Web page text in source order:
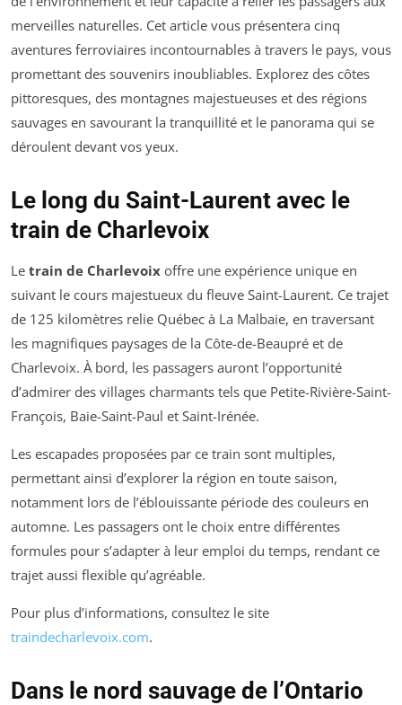
merveilles naturelles. Cet article vous présentera cinq
aventures ferroviaires incontournables à travers le pays, vous
promettant des souvenirs inoubliables. Explorez des côtes
pittoresques, des montagnes majestueuses et des régions
sauvages en savourant la tranquillité et le panorama qui se
déroulent devant vos yeux.
Le long du Saint-Laurent avec le
train de Charlevoix
Le train de Charlevoix offre une expérience unique en
suivant le cours majestueux du fleuve Saint-Laurent. Ce trajet
de 125 kilomètres relie Québec à La Malbaie, en traversant
les magnifiques paysages de la Côte-de-Beaupré et de
Charlevoix. À bord, les passagers auront l’opportunité
d’admirer des villages charmants tels que Petite-Rivière-Saint-
François, Baie-Saint-Paul et Saint-Irénée.
Les escapades proposées par ce train sont multiples,
permettant ainsi d’explorer la région en toute saison,
notamment lors de l’éblouissante période des couleurs en
automne. Les passagers ont le choix entre différentes
formules pour s’adapter à leur emploi du temps, rendant ce
trajet aussi flexible qu’agréable.
Pour plus d’informations, consultez le site
traindecharlevoix.com.
Dans le nord sauvage de l’Ontario